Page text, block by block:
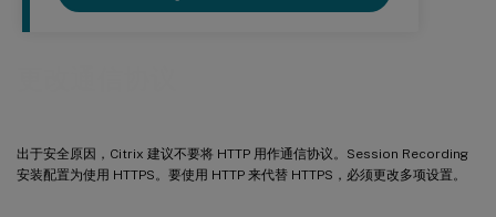
出于安全原因，Citrix 建议不要将 HTTP 用作通信协议。Session Recording
安装配置为使用 HTTPS。要使用 HTTP 来代替 HTTPS，必须更改多项设置。